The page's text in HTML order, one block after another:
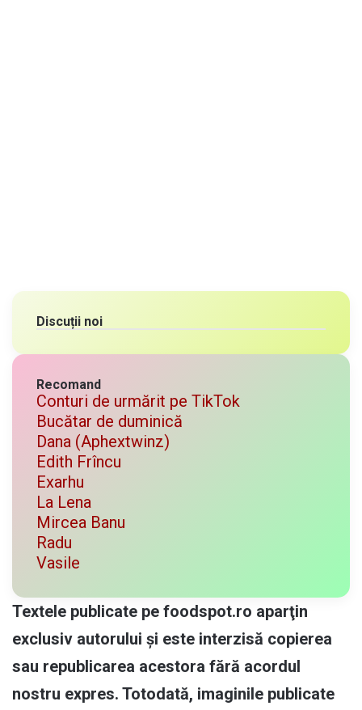
Discuții noi
Recomand
Conturi de urmărit pe TikTok
Bucătar de duminică
Dana (Aphextwinz)
Edith Frîncu
Exarhu
La Lena
Mircea Banu
Radu
Vasile
Textele publicate pe foodspot.ro aparţin
exclusiv autorului și este interzisă copierea
sau republicarea acestora fără acordul
nostru expres. Totodată, imaginile publicate